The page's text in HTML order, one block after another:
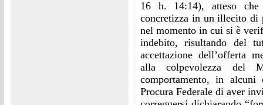
16 h. 14:14), atteso
concretizza in un illecito di
nel momento in cui si è
indebito, risultando del
accettazione dell’offerta
alla colpevolezza del
comportamento, in alcuni
Procura Federale di aver